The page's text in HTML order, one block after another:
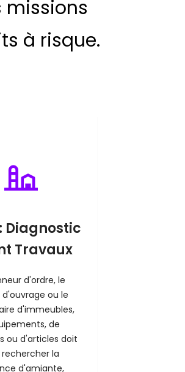
missions
à risque.
Diagnostic
Travaux
d'ordre, le
ou le
d'immeubles,
de
ou d'articles doit
la
d'amiante,